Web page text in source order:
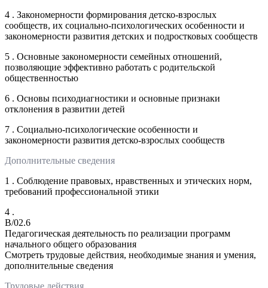
4 . Закономерности формирования детско-взрослых
сообществ, их социально-психологических особенности и
закономерности развития детских и подростковых сообществ
5 . Основные закономерности семейных отношений,
позволяющие эффективно работать с родительской
общественностью
6 . Основы психодиагностики и основные признаки
отклонения в развитии детей
7 . Социально-психологические особенности и
закономерности развития детско-взрослых сообществ
Дополнительные сведения
1 . Соблюдение правовых, нравственных и этических норм,
требований профессиональной этики
4 .
B/02.6
Педагогическая деятельность по реализации программ
начального общего образования
Смотреть трудовые действия, необходимые знания и умения,
дополнительные сведения
Трудовые действия